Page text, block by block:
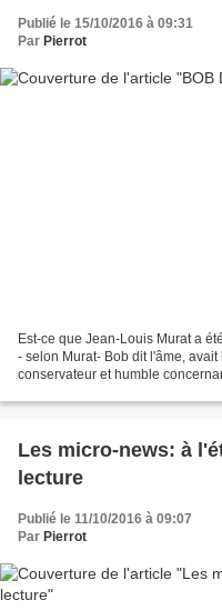
Publié le 15/10/2016 à 09:31
Par Pierrot
Est-ce que Jean-Louis Murat a
- selon Murat- Bob dit l'âme,
conservateur et humble
Les micro-news: à
lecture
Publié le 11/10/2016 à 09:07
Par Pierrot